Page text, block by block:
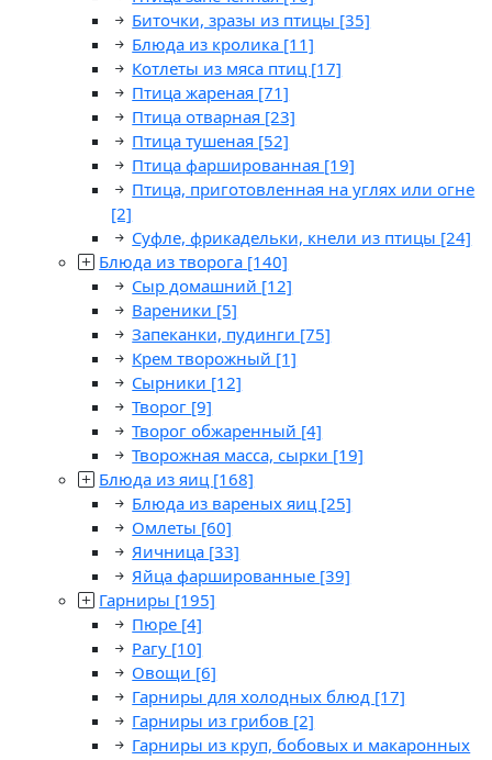
Биточки, зразы из птицы [35]
Блюда из кролика [11]
Котлеты из мяса птиц [17]
Птица жареная [71]
Птица отварная [23]
Птица тушеная [52]
Птица фаршированная [19]
Птица, приготовленная на углях или огне
[2]
Суфле, фрикадельки, кнели из птицы [24]
Блюда из творога [140]
Сыр домашний [12]
Вареники [5]
Запеканки, пудинги [75]
Крем творожный [1]
Сырники [12]
Творог [9]
Творог обжаренный [4]
Творожная масса, сырки [19]
Блюда из яиц [168]
Блюда из вареных яиц [25]
Омлеты [60]
Яичница [33]
Яйца фаршированные [39]
Гарниры [195]
Пюре [4]
Рагу [10]
Овощи [6]
Гарниры для холодных блюд [17]
Гарниры из грибов [2]
Гарниры из круп, бобовых и макаронных